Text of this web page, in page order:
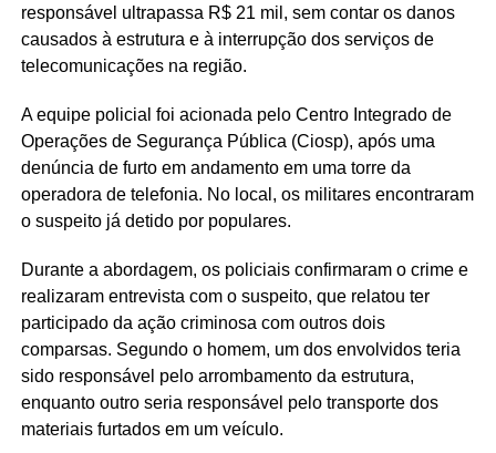
responsável ultrapassa R$ 21 mil, sem contar os danos
causados à estrutura e à interrupção dos serviços de
telecomunicações na região.
A equipe policial foi acionada pelo Centro Integrado de
Operações de Segurança Pública (Ciosp), após uma
denúncia de furto em andamento em uma torre da
operadora de telefonia. No local, os militares encontraram
o suspeito já detido por populares.
Durante a abordagem, os policiais confirmaram o crime e
realizaram entrevista com o suspeito, que relatou ter
participado da ação criminosa com outros dois
comparsas. Segundo o homem, um dos envolvidos teria
sido responsável pelo arrombamento da estrutura,
enquanto outro seria responsável pelo transporte dos
materiais furtados em um veículo.